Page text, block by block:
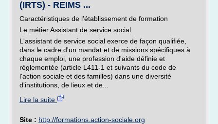
(IRTS) - REIMS ...
Caractéristiques de l'établissement de formation
Le métier Assistant de service social
L'assistant de service social exerce de façon qualifiée,
dans le cadre d'un mandat et de missions spécifiques à
chaque emploi, une profession d'aide définie et
réglementée (article L411-1 et suivants du code de
l'action sociale et des familles) dans une diversité
d'institutions, de lieux et de...
Lire la suite
Site : http://formations.action-sociale.org